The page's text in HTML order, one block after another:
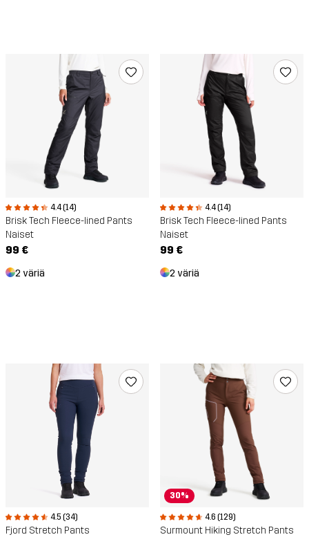
4.4 (14)
Brisk Tech Fleece-lined Pants
Naiset
99 €
2 väriä
4.4 (14)
Brisk Tech Fleece-lined Pants
Naiset
99 €
2 väriä
4.5 (34)
Fjord Stretch Pants
30%
4.6 (129)
Surmount Hiking Stretch Pants